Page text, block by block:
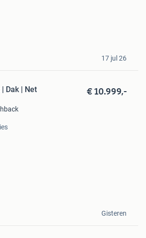
17 jul 26
Dak | Net € 10.999,-
Gisteren